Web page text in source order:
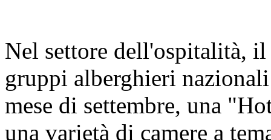
Nel settore dell'ospitalità,
gruppi alberghieri
mese di settembre, una
una varietà di camere a